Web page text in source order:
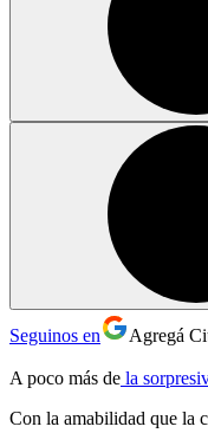
Seguinos en Agregá
A poco más de la
Con la amabilidad que la